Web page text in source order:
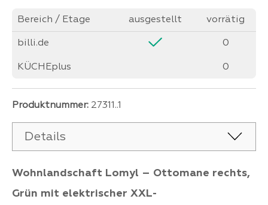
Bereich / Etage ausgestellt vorrätig
billi.de 0
KÜCHEplus 0
Produktnummer: 27311..1
Details
Wohnlandschaft Lomyl – Ottomane rechts,
Grün mit elektrischer XXL-